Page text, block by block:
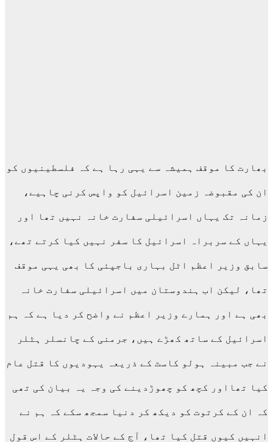
بھارت کا موقف ہمیشہ سے یہی رہا ہے کہ فلسطینیوں کو
ان کی مقبوضہ زمین اسرائیل کو واپس کرنی چاہیے،
زمانہ تک یہاں اسرائیلی سفارت خانہ نہیں تھا اور
یہاں کے سربراہ اسرائیل کا سفر نہیں کیا کرتے تھے،
سابق وزیر اعظم اٹل بہاری باجپئی کا بھی یہی موقف
تھا، لیکن اب ہندوستان میں اسرائیلی سفارت خانہ
بھی ہے اور ہمارے وزیر اعظم نے واضح کر دیا ہے کہ ہم
اسرائیل کے ساتھ کھڑے ہیں، جرمنی کے چانسلر ہٹلر
نے جب مبینہ ہولو کاسٹ کے ذریعہ یہودیوں کا قتل عام
کیا تھااور کچھ کو چھوڑدینے کی وجہ یہ بیان کی تھی
کہ ان کے کرتوت کو دیکھ کر دنیا سمجھ سکے کہ ہم نے
انہیں کیوں قتل کیا تھا، آج کے حالات ہٹلر کے اس قول